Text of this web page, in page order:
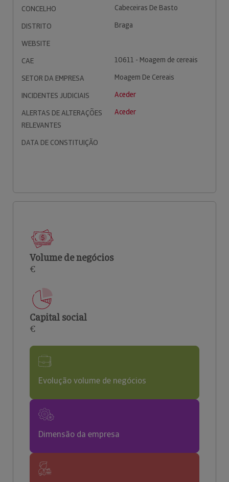
CONCELHO
Cabeceiras De Basto
DISTRITO
Braga
WEBSITE
CAE
10611 - Moagem de cereais
SETOR DA EMPRESA
Moagem De Cereais
INCIDENTES JUDICIAIS
Aceder
ALERTAS DE ALTERAÇÕES
RELEVANTES
Aceder
DATA DE CONSTITUIÇÃO
Volume de negócios
€
Capital social
€
Evolução volume de negócios
Dimensão da empresa